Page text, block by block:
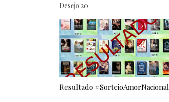
Desejo 20
Resultado #SorteioAmorNacional